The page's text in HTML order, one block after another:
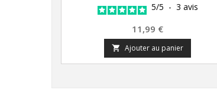
5/5 - 3 avis
Prix
11,99 €
 Ajouter au panier